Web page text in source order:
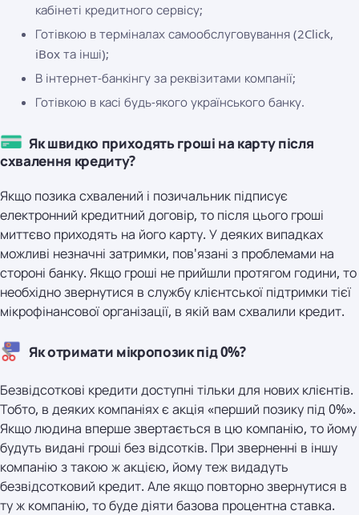
кабінеті кредитного сервісу;
Готівкою в терміналах самообслуговування (2Click,
iBox та інші);
В інтернет-банкінгу за реквізитами компанії;
Готівкою в касі будь-якого українського банку.
Як швидко приходять гроші на карту після
схвалення кредиту?
Якщо позика схвалений і позичальник підписує
електронний кредитний договір, то після цього гроші
миттєво приходять на його карту. У деяких випадках
можливі незначні затримки, пов'язані з проблемами на
стороні банку. Якщо гроші не прийшли протягом години, то
необхідно звернутися в службу клієнтської підтримки тієї
мікрофінансової організації, в якій вам схвалили кредит.
Як отримати мікропозик під 0%?
Безвідсоткові кредити доступні тільки для нових клієнтів.
Тобто, в деяких компаніях є акція «перший позику під 0%».
Якщо людина вперше звертається в цю компанію, то йому
будуть видані гроші без відсотків. При зверненні в іншу
компанію з такою ж акцією, йому теж видадуть
безвідсотковий кредит. Але якщо повторно звернутися в
ту ж компанію, то буде діяти базова процентна ставка.